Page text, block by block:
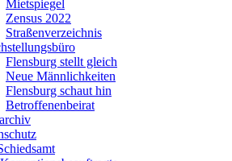
Mietspiegel
Zensus 2022
Straßenverzeichnis
Flensburg stellt gleich
Neue Männlichkeiten
Flensburg schaut hin
Betroffenenbeirat